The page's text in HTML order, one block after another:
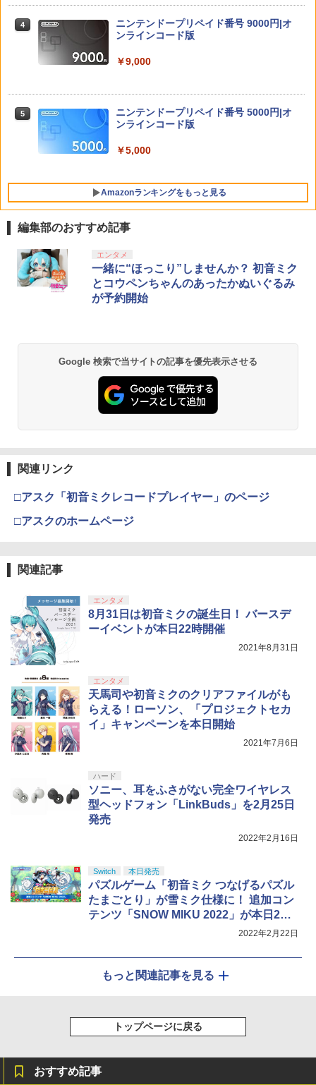
ット 99％ ニンテンドー 任天堂 Switch2
本体 ジョイコン ソフト 収納 保護 カバー
FIRME
￥1,580
4
【PowerA 公式ストア】パワーエー スリ
ムケース for Nintendo Switch 2 - ダー
クグレー【任天堂公式ライセンス商品】
国内2年保証
5
【楽天ブックス限定特典+特典】METAL
GEAR SOLID : MASTER COLLECTION
ダー+【早期購入封入特典】DLCチラシ)
￥6,600
ト Switch2 Switch1 PS4 PS3 PC Stea
m プロコン スイッチ2コントローラー ス
連射コン 連射コントローラーゲームコン
￥3,499
￥3,670
4
ニンテンドープリペイド番号 9000円|オ
ンラインコード版
￥9,000
5
ニンテンドープリペイド番号 5000円|オ
ンラインコード版
￥5,000
Amazonランキングをもっと見る
1
PlayStation 5 デジタル・エディション
日本語専用 Console Language: Japan
ese only (CFI-2200B01)
￥55,000
Beast of Reincarnation -PS5 【特典】
プロダクトコード 封入
￥7,286
￥11,849
￥10,737
5
【純正品】DualSense ワイヤレスコン
￥10,737
1
Xbox プリペイドカード 10,000円 デジ
タルコード 【旧 Xbox ギフトカード】
[オンラインコード]
￥10,000
Xbox プリペイドカード 3,000円 デジタ
ルコード 【旧 Xbox ギフトカード】 [オ
ンラインコード]
￥3,000
￥8,300
5
Xbox プリペイドカード 5,000円 デジタ
￥5,000
1
劇場版「鬼滅の刃」無限城編 第一章 猗
窩座再来 通常版 [Blu-ray]
￥3,964
劇場版「鬼滅の刃」無限城編 第一章 猗
窩座再来 通常版 [DVD]
￥3,523
￥8,698
￥8,589
5
劇場版「鬼滅の刃」無限城編 第一章 猗
￥7,828
編集部のおすすめ記事
エンタメ
一緒に“ほっこり”しませんか？ 初音ミク
とコウペンちゃんのあったかぬいぐるみ
が予約開始
Google 検索で当サイトの記事を優先表示させる
関連リンク
□アスク「初音ミクレコードプレイヤー」のページ
□アスクのホームページ
関連記事
エンタメ
8月31日は初音ミクの誕生日！ バースデ
ーイベントが本日22時開催
2021年8月31日
エンタメ
天馬司や初音ミクのクリアファイルがも
らえる！ローソン、「プロジェクトセカ
イ」キャンペーンを本日開始
2021年7月6日
ハード
ソニー、耳をふさがない完全ワイヤレス
型ヘッドフォン「LinkBuds」を2月25日
発売
2022年2月16日
Switch 本日発売
パズルゲーム「初音ミク つなげるパズル
たまごとり」が雪ミク仕様に！ 追加コン
テンツ「SNOW MIKU 2022」が本日2月2
2022年2月22日
もっと関連記事を見る
トップページに戻る
おすすめ記事